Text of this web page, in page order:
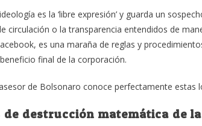
es la ‘libre expresión’ y guarda un
circulación o la transparencia entendidos de
es una maraña de reglas y
final de la corporación.
de Bolsonaro conoce perfectamente estas
de destrucción matemática de